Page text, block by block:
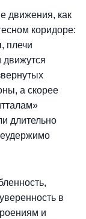
движения, как
коридоре:
плечи
а скорее
длительно
в
и